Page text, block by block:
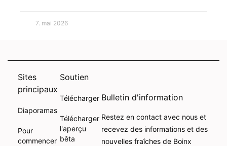
7. mai 2026
Sites
principaux
Diaporamas
Pour
commencer
Soutien
Télécharger
Télécharger
l'aperçu
bêta
Bulletin d'information
Restez en contact avec nous et
recevez des informations et des
nouvelles fraîches de Boinx